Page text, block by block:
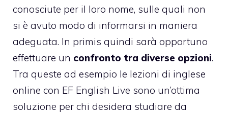
conosciute per il loro nome, sulle quali non
si è avuto modo di informarsi in maniera
adeguata. In primis quindi sarà opportuno
effettuare un confronto tra diverse opzioni.
Tra queste ad esempio le lezioni di inglese
online con EF English Live sono un’ottima
soluzione per chi desidera studiare da